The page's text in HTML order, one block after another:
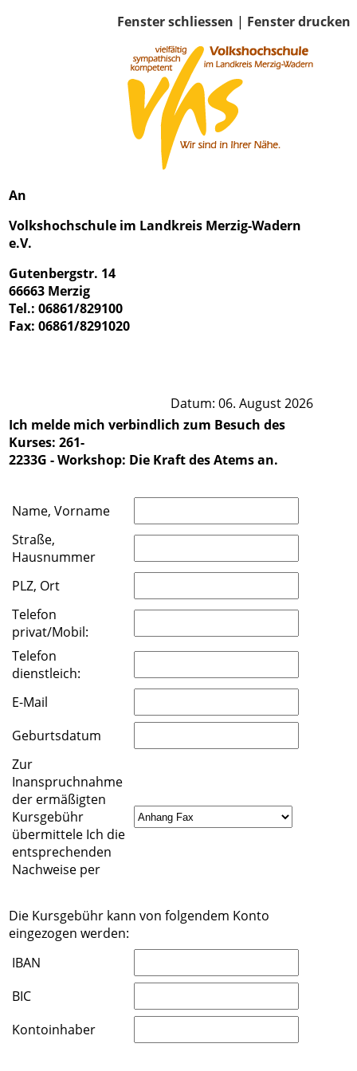
Fenster schliessen | Fenster drucken
An
Volkshochschule im Landkreis Merzig-Wadern
e.V.
Gutenbergstr. 14
66663 Merzig
Tel.: 06861/829100
Fax: 06861/8291020
Datum: 06. August 2026
Ich melde mich verbindlich zum Besuch des
Kurses: 261-
2233G - Workshop: Die Kraft des Atems an.
Name, Vorname
Straße,
Hausnummer
PLZ, Ort
Telefon
privat/Mobil:
Telefon
dienstleich:
E-Mail
Geburtsdatum
Zur
Inanspruchnahme
der ermäßigten
Kursgebühr
übermittele Ich die
entsprechenden
Nachweise per
Die Kursgebühr kann von folgendem Konto
eingezogen werden:
IBAN
BIC
Kontoinhaber